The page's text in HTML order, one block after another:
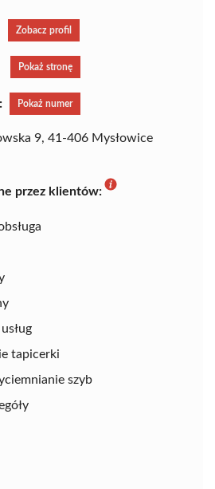
Zobacz profil
Pokaż stronę
Pokaż numer
9, 41-406 Mysłowice
przez klientów:
tapicerki
szyb